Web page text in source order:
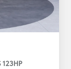
123HP